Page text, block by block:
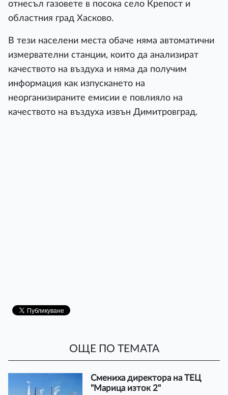
отнесъл газовете в посока село Крепост и
областния град Хасково.
В тези населени места обаче няма автоматични
измервателни станции, които да анализират
качеството на въздуха и няма да получим
информация как изпускането на
неорганизираните емисии е повлияло на
качеството на въздуха извън Димитровград.
ОЩЕ ПО ТЕМАТА
Смениха директора на ТЕЦ
"Марица изток 2"